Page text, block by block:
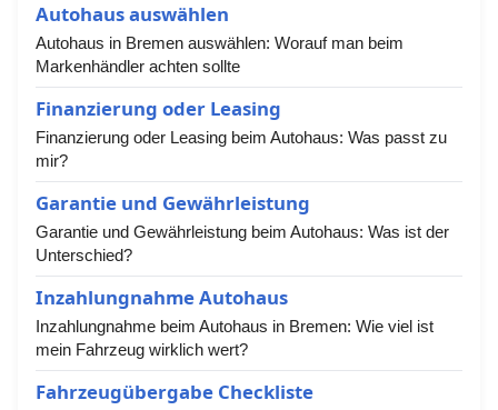
Autohaus auswählen
Autohaus in Bremen auswählen: Worauf man beim
Markenhändler achten sollte
Finanzierung oder Leasing
Finanzierung oder Leasing beim Autohaus: Was passt zu
mir?
Garantie und Gewährleistung
Garantie und Gewährleistung beim Autohaus: Was ist der
Unterschied?
Inzahlungnahme Autohaus
Inzahlungnahme beim Autohaus in Bremen: Wie viel ist
mein Fahrzeug wirklich wert?
Fahrzeugübergabe Checkliste